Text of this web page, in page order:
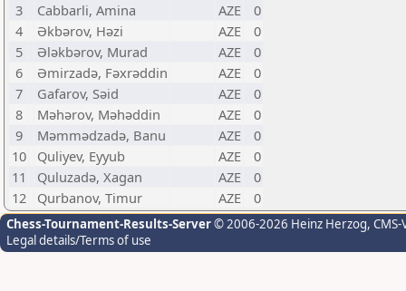
3
Cabbarli, Amina AZE
0
4
Əkbərov, Həzi AZE
0
5
Ələkbərov, Murad AZE
0
6
Əmirzadə, Fəxrəddin AZE
0
7
Gafarov, Səid AZE
0
8
Məhərov, Məhəddin AZE
0
9
Məmmədzadə, Banu AZE
0
10
Quliyev, Eyyub AZE
0
11
Quluzadə, Xagan AZE
0
12
Qurbanov, Timur AZE 0
Chess-Tournament-Results-Server© 2006-2026 Heinz Herzog,
Legal details/Terms of use